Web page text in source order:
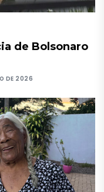
de Bolsonaro
DE 2026